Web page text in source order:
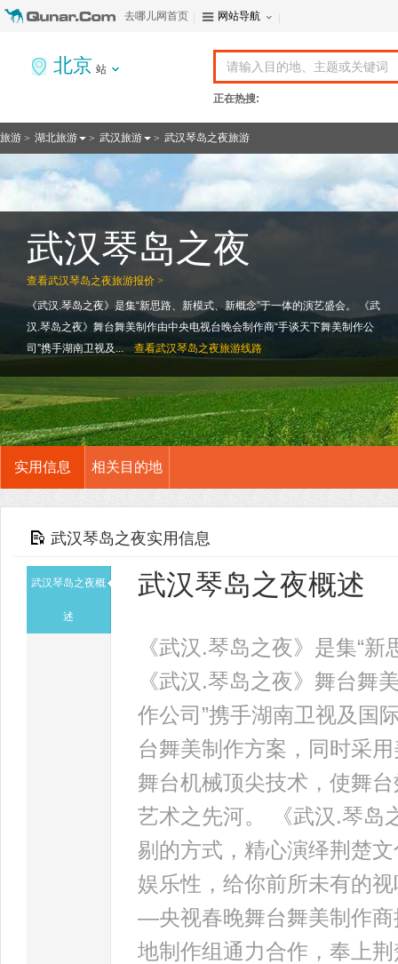
去哪儿网首页 网站导航
北京 站
正在热搜:
旅游 > 湖北旅游 > 武汉旅游 > 武汉琴岛之夜旅游
查看武汉琴岛之夜旅游报价 >
武汉琴岛之夜
《武汉.琴岛之夜》是集“新思路、新模式、新概念”于一体的演艺盛会。 《武
汉.琴岛之夜》舞台舞美制作由中央电视台晚会制作商“手谈天下舞美制作公
司”携手湖南卫视及...
查看武汉琴岛之夜旅游线路
实用信息 相关目的地
武汉琴岛之夜实用信息
武汉琴岛之夜概
述
武汉琴岛之夜概述
《武汉.琴岛之夜》是集“
《武汉.琴岛之夜》舞台舞
作公司”携手湖南卫视及国
台舞美制作方案，同时采
舞台机械顶尖技术，使舞
艺术之先河。 《武汉.琴岛
剔的方式，精心演绎荆楚
娱乐性，给你前所未有的
—央视春晚舞台舞美制作商
地制作组通力合作，奉上